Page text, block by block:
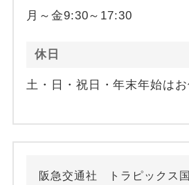
月～金9:30～17:30
休日
土・日・祝日・年末年始は
阪急交通社 トラピックス